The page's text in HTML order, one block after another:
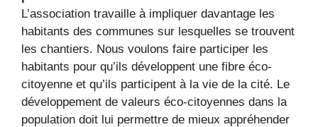
L’association travaille à impliquer davantage les
habitants des communes sur lesquelles se trouvent
les chantiers. Nous voulons faire participer les
habitants pour qu’ils développent une fibre éco-
citoyenne et qu’ils participent à la vie de la cité. Le
développement de valeurs éco-citoyennes dans la
population doit lui permettre de mieux appréhender